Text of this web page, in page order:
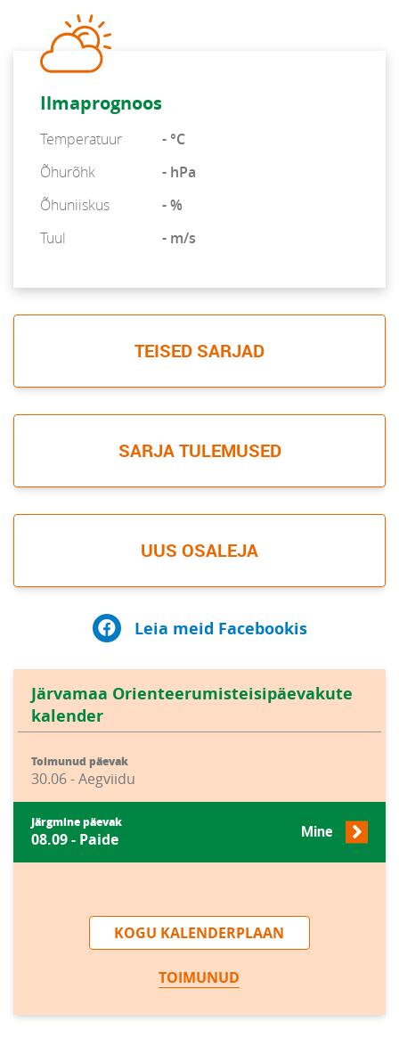
Ilmaprognoos
Temperatuur
- °C
Õhurõhk
- hPa
Õhuniiskus
- %
Tuul
- m/s
TEISED SARJAD
SARJA TULEMUSED
UUS OSALEJA
Leia meid Facebookis
Järvamaa Orienteerumisteisipäevakute
kalender
Toimunud päevak
30.06 - Aegviidu
Järgmine päevak
08.09 - Paide Mine
KOGU KALENDERPLAAN
TOIMUNUD